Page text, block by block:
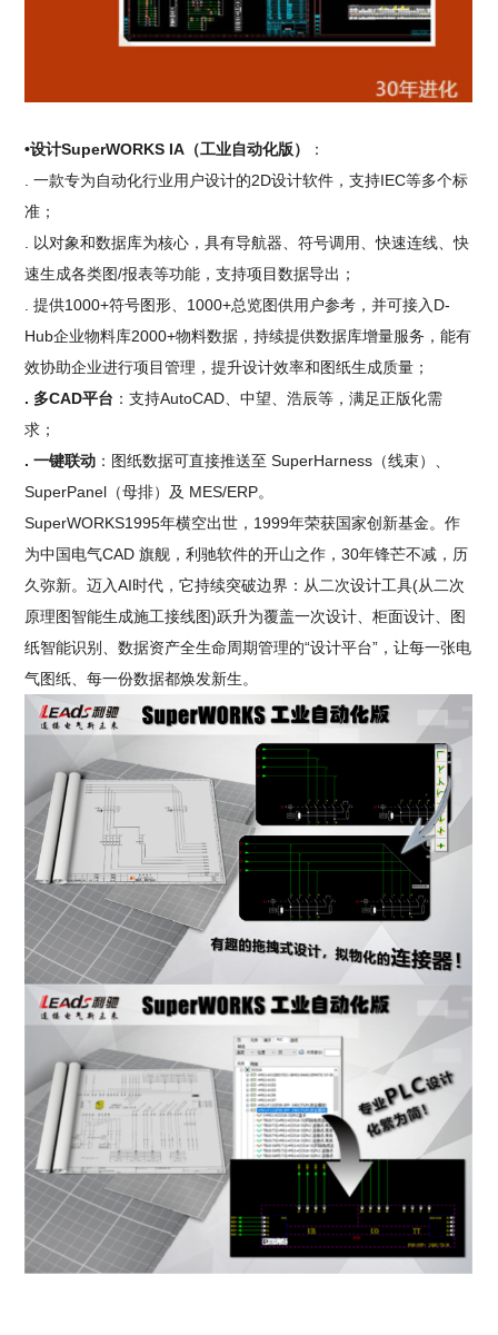
•设计SuperWORKS IA（工业自动化版）
：
. 一款专为自动化行业用户设计的2D设计软件，支持IEC等多个标
准；
. 以对象和数据库为核心，具有导航器、符号调用、快速连线、快
速生成各类图/报表等功能，支持项目数据导出；
. 提供1000+符号图形、1000+总览图供用户参考，并可接入D-
Hub企业物料库2000+物料数据，持续提供数据库增量服务，能有
效协助企业进行项目管理，提升设计效率和图纸生成质量；
. 多CAD平台 ：支持AutoCAD、中望、浩辰等，满足正版化需
求；
. 一键联动 ：图纸数据可直接推送至 SuperHarness（线束）、
SuperPanel（母排）及 MES/ERP。
SuperWORKS1995年横空出世，1999年荣获国家创新基金。作
为中国电气CAD 旗舰，利驰软件的开山之作，30年锋芒不减，历
久弥新。迈入AI时代，它持续突破边界：从二次设计工具(从二次
原理图智能生成施工接线图)跃升为覆盖一次设计、柜面设计、图
纸智能识别、数据资产全生命周期管理的“设计平台”，让每一张电
气图纸、每一份数据都焕发新生。